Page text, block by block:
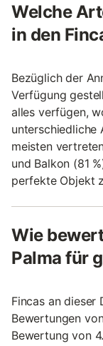
Welche
in den
Bezüglich der
Verfügung
alles verfügen,
unterschiedliche
meisten
und Balkon (81
perfekte Objekt
Wie
Palma für
Fincas an dieser
Bewertungen
Bewertung von